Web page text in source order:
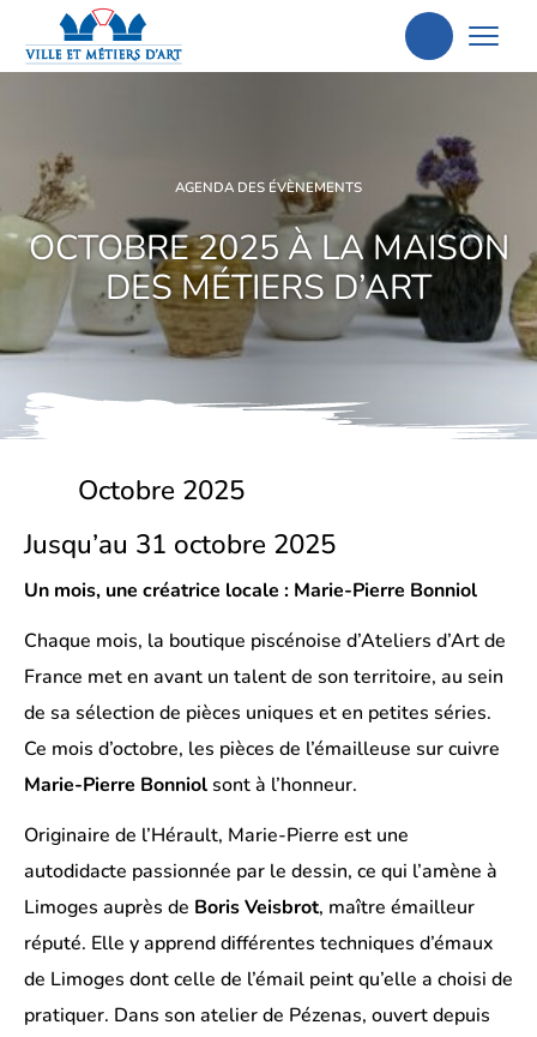
Aller
recherche
AGENDA DES ÉVÈNEMENTS
OCTOBRE 2025 À LA MAISON
DES MÉTIERS D’ART
Octobre 2025
Jusqu’au 31 octobre 2025
Un mois, une créatrice locale : Marie-Pierre Bonniol
Chaque mois, la boutique piscénoise d’Ateliers d’Art de
France met en avant un talent de son territoire, au sein
de sa sélection de pièces uniques et en petites séries.
Ce mois d’octobre, les pièces de l’émailleuse sur cuivre
Marie-Pierre Bonniolsont à l’honneur.
Originaire de l’Hérault, Marie-Pierre est une
autodidacte passionnée par le dessin, ce qui l’amène à
Limoges auprès de Boris Veisbrot, maître émailleur
réputé. Elle y apprend différentes techniques d’émaux
de Limoges dont celle de l’émail peint qu’elle a choisi de
pratiquer. Dans son atelier de Pézenas, ouvert depuis